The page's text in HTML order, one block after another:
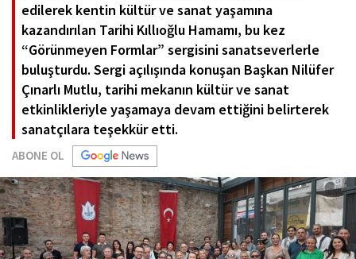
edilerek kentin kültür ve sanat yaşamına
kazandırılan Tarihi Kıllıoğlu Hamamı, bu kez
“Görünmeyen Formlar” sergisini sanatseverlerle
buluşturdu. Sergi açılışında konuşan Başkan Nilüfer
Çınarlı Mutlu, tarihi mekanın kültür ve sanat
etkinlikleriyle yaşamaya devam ettiğini belirterek
sanatçılara teşekkür etti.
ABONE OL